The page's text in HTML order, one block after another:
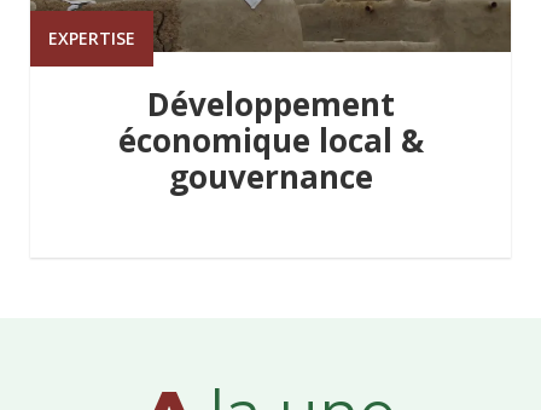
EXPERTISE
Développement
économique local &
gouvernance